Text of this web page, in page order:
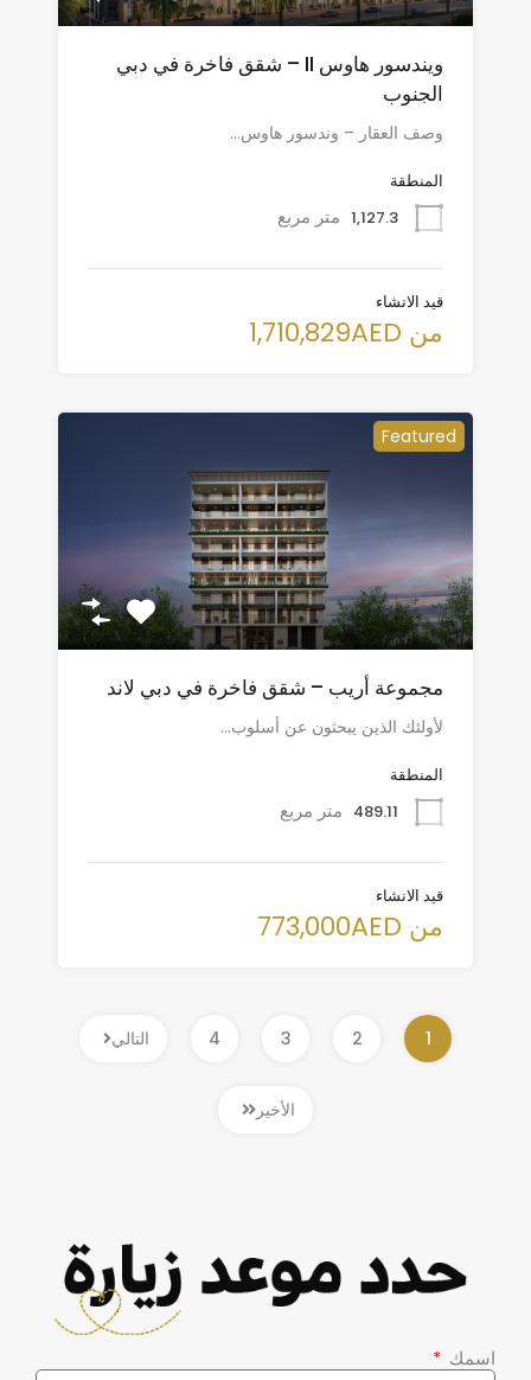
ويندسور هاوس II – شقق فاخرة في دبي
الجنوب
وصف العقار – وندسور هاوس…
المنطقة
1,127.3 متر مربع
قيد الانشاء
من 1,710,829AED
Featured
مجموعة أريب – شقق فاخرة في دبي لاند
لأولئك الذين يبحثون عن أسلوب…
المنطقة
489.11 متر مربع
قيد الانشاء
من 773,000AED
1
2
3
4 التالي
الأخير
اسمك